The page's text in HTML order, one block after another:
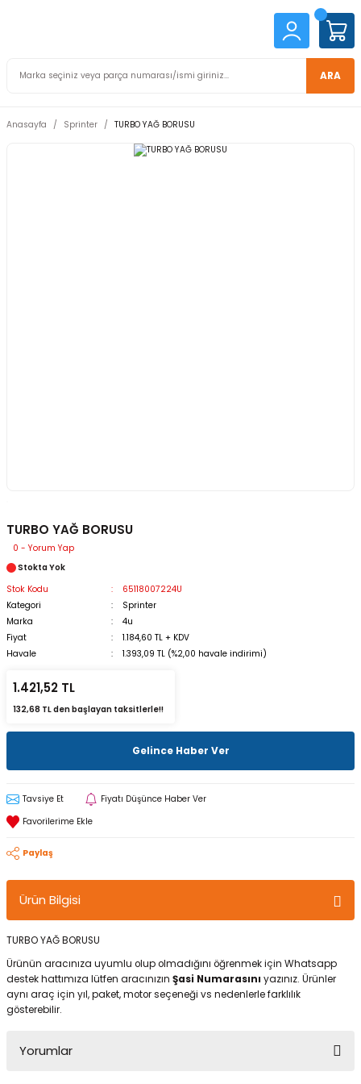
ARA
Anasayfa Sprinter TURBO YAĞ BORUSU
TURBO YAĞ BORUSU
0 - Yorum Yap
Stokta Yok
Stok Kodu
65118007224U
Kategori
Sprinter
Marka
4u
Fiyat
1.184,60 TL + KDV
Havale
1.393,09 TL (%2,00 havale indirimi)
1.421,52 TL
132,68 TL den başlayan taksitlerle!!
Gelince Haber Ver
Tavsiye Et Fiyatı Düşünce Haber Ver
Paylaş
Ürün Bilgisi
TURBO YAĞ BORUSU
Ürünün aracınıza uyumlu olup olmadığını öğrenmek için Whatsapp
destek hattımıza lütfen aracınızın Şasi Numarasını yazınız. Ürünler
aynı araç için yıl, paket, motor seçeneği vs nedenlerle farklılık
gösterebilir.
Yorumlar